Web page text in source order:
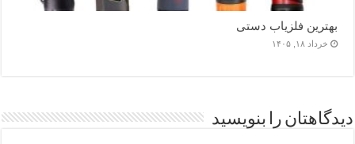
بهترین فلزیاب دستی
خرداد ۱۸, ۱۴۰۵
دیدگاهتان را بنویسید